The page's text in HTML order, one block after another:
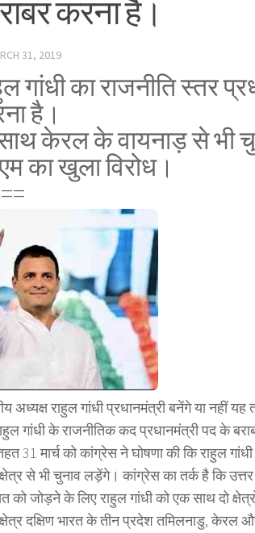
करना है।
31, 2019
गांधी का राजनीति स्तर
है।
केरल के वायनाड़ से भी
का खुला विरोध।
अध्यक्ष राहुल गांधी प्रधानमंत्री बनेंगे या नहीं यह
गांधी के राजनीतिक कद प्रधानमंत्री पद के
31 मार्च को कांग्रेस ने घोषणा की कि राहुल
से भी चुनाव लड़ेंगे। कांग्रेस का तर्क है कि
को जोड़ने के लिए राहुल गांधी को एक साथ दो
दक्षिण भारत के तीन प्रदेश तमिलनाडु,